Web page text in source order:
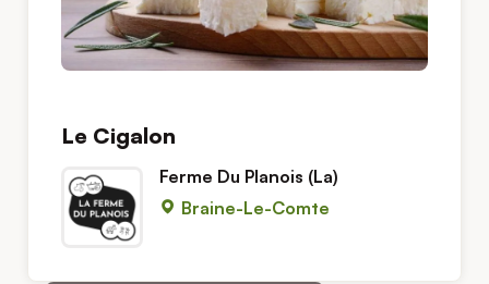
Le Cigalon
Ferme Du Planois (La)
Braine-Le-Comte